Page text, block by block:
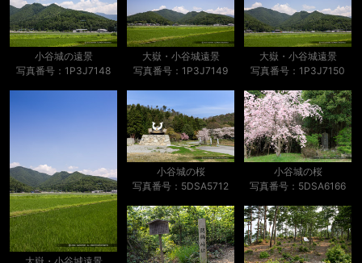
小谷城の遠景
写真番号：1P3J7148
大嶽・小谷城遠景
写真番号：1P3J7149
大嶽・小谷城遠景
写真番号：1P3J7150
小谷城の桜
写真番号：5DSA5712
小谷城の桜
写真番号：5DSA6166